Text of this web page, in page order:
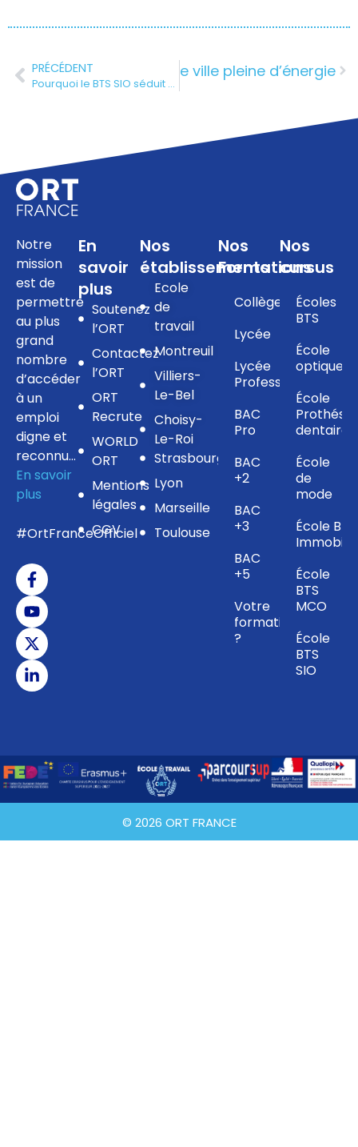
PRÉCÉDENT
Pourquoi le BTS SIO séduit de plus en plus d’étudiants attirés par l’informatique
son avenir dans une ville pleine d’énergie
Notre
mission
est de
permettre
au plus
grand
nombre
d’accéder
à un
emploi
digne et
reconnu…
En savoir
plus
#OrtFranceOfficiel
En
savoir
plus
Soutenez
l’ORT
Contactez
l’ORT
ORT
Recrute
WORLD
ORT
Mentions
légales
CGV
Nos
établissements
Ecole
de
travail
Montreuil
Villiers-
Le-Bel
Choisy-
Le-Roi
Strasbourg
Lyon
Marseille
Toulouse
Nos
Formations
Collège
Lycée
Lycée
Professionnel
BAC
Pro
BAC
+2
BAC
+3
BAC
+5
Votre
formation
?
Nos
cursus
Écoles
BTS
École
optique
École
dentaire
École
de
mode
École BTS
École
BTS
MCO
École
BTS
SIO
© 2026 ORT FRANCE